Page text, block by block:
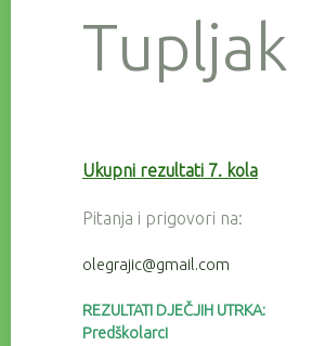
Tupljak
Ukupni rezultati 7. kola
Pitanja i prigovori na:
olegrajic@gmail.com
REZULTATI DJEČJIH UTRKA:
Predškolarci